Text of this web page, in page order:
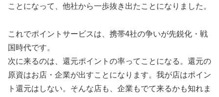
ことになって、他社から一歩抜き出たことになりました。
これでポイントサービスは、携帯4社の争いが先鋭化・戦
国時代です。
次に来るのは、還元ポイントの率ってことになる。還元の
原資はお店・企業が出すことになります。我が店はポイン
ト還元はしない。そんな店も、企業もでて来るかも知れま